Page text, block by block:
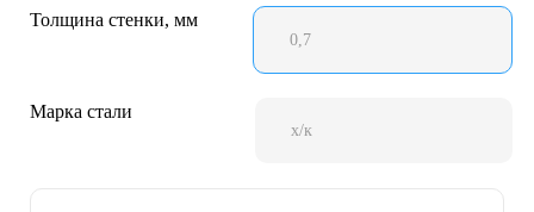
Толщина стенки, мм
0,7
Марка стали
х/к